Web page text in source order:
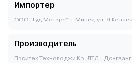
Импортер
ООО “Гуд Моторс”, г. Минск, ул.
Производитель
Поситек Технолоджи Ко. ЛТД..